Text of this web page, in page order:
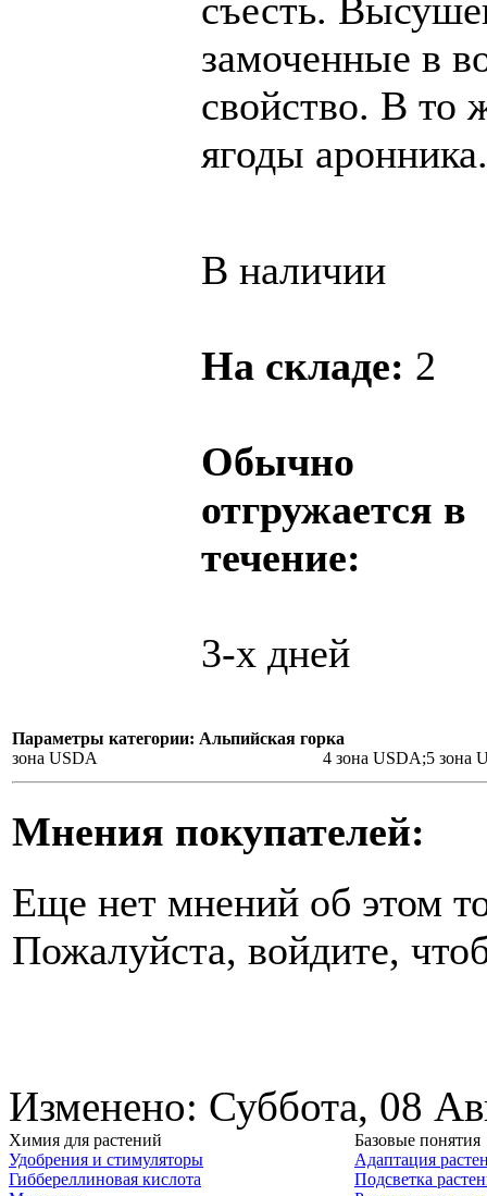
съесть.
замоченные в
свойство. В то
ягоды аронника.
В наличии
На складе: 2
Обычно
отгружается в
течение:
3-х дней
Параметры категории: Альпийская горка
зона USDA
4 зона USDA;5 зона
Мнения покупателей:
Еще нет мнений об этом
Пожалуйста, войдите,
Изменено: Суббота, 08
Химия для растений
Удобрения и стимуляторы
Гиббереллиновая кислота
Базовые понятия
Адаптация
Подсветка